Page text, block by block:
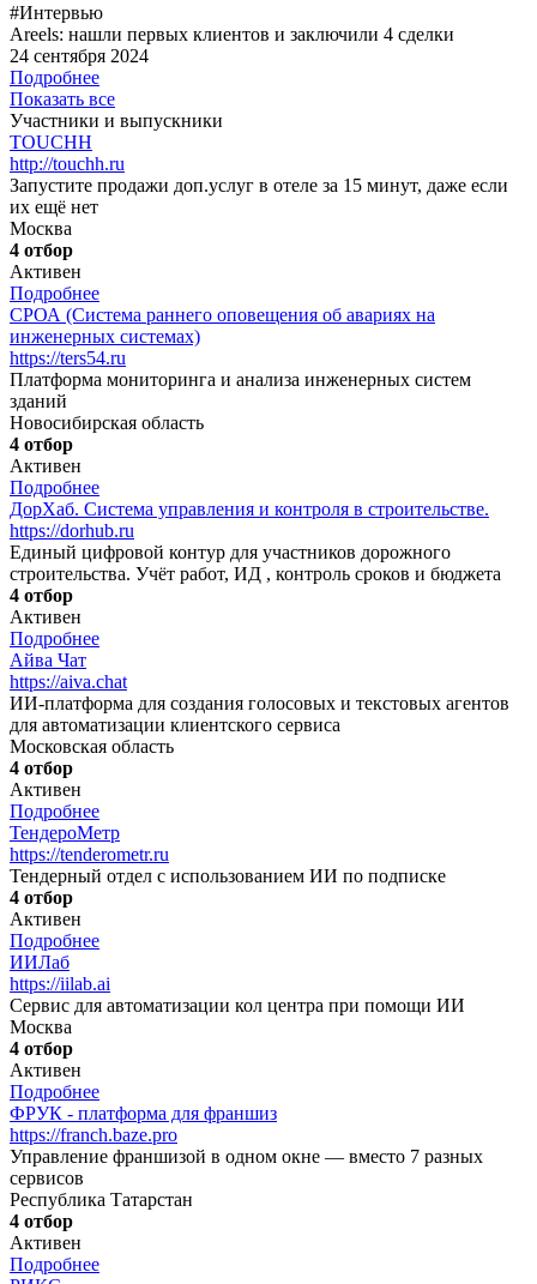
#Интервью
Areels: нашли первых клиентов и заключили 4 сделки
24 сентября 2024
Подробнее
Показать все
Участники и выпускники
TOUCHH
http://touchh.ru
Запустите продажи доп.услуг в отеле за 15 минут, даже если
их ещё нет
Москва
4 отбор
Активен
Подробнее
СРОА (Система раннего оповещения об авариях на
инженерных системах)
https://ters54.ru
Платформа мониторинга и анализа инженерных систем
зданий
Новосибирская область
4 отбор
Активен
Подробнее
ДорХаб. Система управления и контроля в строительстве.
https://dorhub.ru
Единый цифровой контур для участников дорожного
строительства. Учёт работ, ИД , контроль сроков и бюджета
4 отбор
Активен
Подробнее
Айва Чат
https://aiva.chat
ИИ-платформа для создания голосовых и текстовых агентов
для автоматизации клиентского сервиса
Московская область
4 отбор
Активен
Подробнее
ТендероМетр
https://tenderometr.ru
Тендерный отдел с использованием ИИ по подписке
4 отбор
Активен
Подробнее
ИИЛаб
https://iilab.ai
Сервис для автоматизации кол центра при помощи ИИ
Москва
4 отбор
Активен
Подробнее
ФРУК - платформа для франшиз
https://franch.baze.pro
Управление франшизой в одном окне — вместо 7 разных
сервисов
Республика Татарстан
4 отбор
Активен
Подробнее